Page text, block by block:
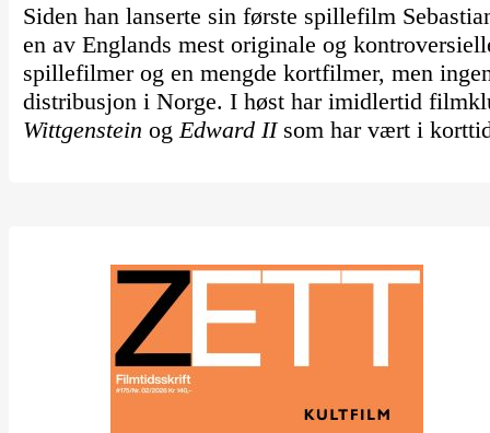
Siden han lanserte sin første spillefilm
en av Englands mest originale og
spillefilmer og en mengde kortfilmer, men
distribusjon i Norge. I høst har imidlertid
Wittgenstein og Edward II som har vært i